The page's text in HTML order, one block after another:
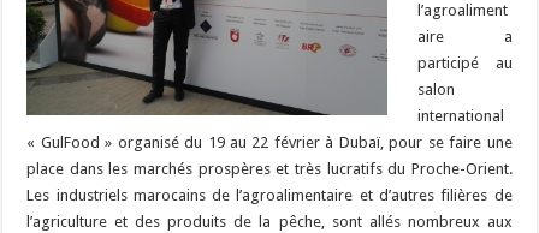
l’agroaliment
aire a
participé au
salon
international
« GulFood » organisé du 19 au 22 février à Dubaï, pour se faire une
place dans les marchés prospères et très lucratifs du Proche-Orient.
Les industriels marocains de l’agroalimentaire et d’autres filières de
l’agriculture et des produits de la pêche, sont allés nombreux aux